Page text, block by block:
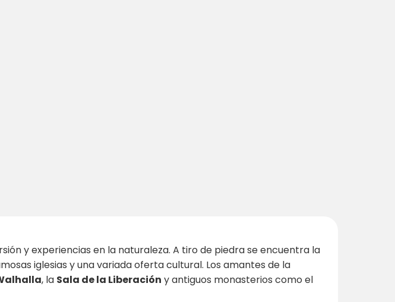
y experiencias en la naturaleza. A tiro de piedra se encuentra la
iglesias y una variada oferta cultural. Los amantes de la
, la Sala de la Liberación y antiguos monasterios como el